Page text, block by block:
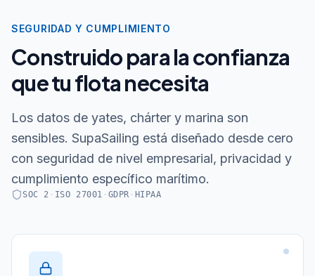
Construido para la confianza
que tu flota necesita
sensibles. SupaSailing está diseñado desde cero
con seguridad de nivel empresarial, privacidad y
cumplimiento específico marítimo.
SOC 2·ISO 27001·GDPR·HIPAA